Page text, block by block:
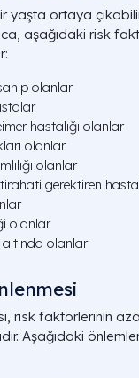
yaşta ortaya
aşağıdaki risk
olanlar
hastalığı olanlar
olanlar
olanlar
gerektiren
olanlar
altında olanlar
risk faktörlerinin
Aşağıdaki